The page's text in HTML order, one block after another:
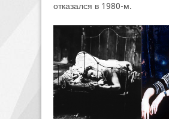
отказался в 1980-м.